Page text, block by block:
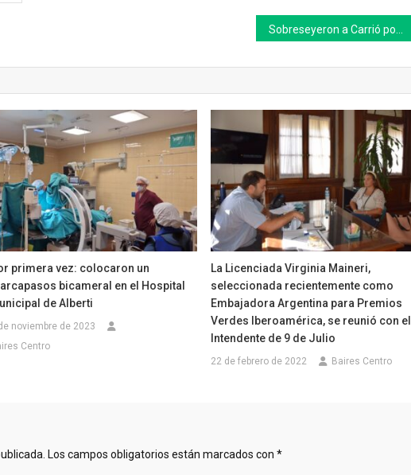
primera vez: colocaron un
bicameral en el Hospital
de Alberti
noviembre de 2023
Centro
La Licenciada Virginia Maineri,
seleccionada recientemente como
Embajadora Argentina para Premios
Verdes Iberoamérica, se reunió con el
Intendente de 9 de Julio
22 de febrero de 2022 Baires Centro
Los campos obligatorios están marcados con *